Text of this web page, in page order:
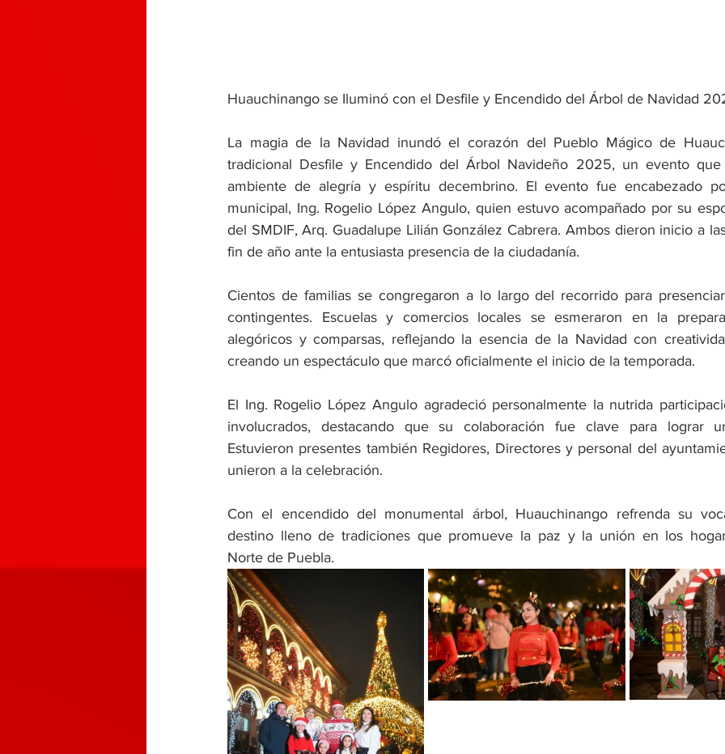
Huauchinango se Iluminó con el Desfile y Encendido del Árbol de Navidad
La magia de la Navidad inundó el corazón del Pueblo Mágico de
tradicional Desfile y Encendido del Árbol Navideño 2025, un evento
ambiente de alegría y espíritu decembrino. El evento fue encabezado
municipal, Ing. Rogelio López Angulo, quien estuvo acompañado por su
del SMDIF, Arq. Guadalupe Lilián González Cabrera. Ambos dieron inicio a
fin de año ante la entusiasta presencia de la ciudadanía.
Cientos de familias se congregaron a lo largo del recorrido para
contingentes. Escuelas y comercios locales se esmeraron en la
alegóricos y comparsas, reflejando la esencia de la Navidad con
creando un espectáculo que marcó oficialmente el inicio de la temporada.
El Ing. Rogelio López Angulo agradeció personalmente la nutrida
involucrados, destacando que su colaboración fue clave para lograr
Estuvieron presentes también Regidores, Directores y personal del
unieron a la celebración.
Con el encendido del monumental árbol, Huauchinango refrenda su
destino lleno de tradiciones que promueve la paz y la unión en los
Norte de Puebla.